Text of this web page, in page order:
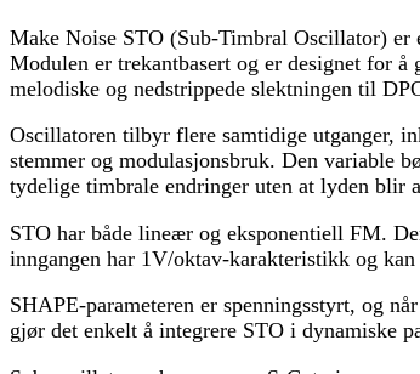
Make Noise STO (Sub-Timbral Oscillator)
Modulen er trekantbasert og er designet for
melodiske og nedstrippede slektningen til
Oscillatoren tilbyr flere samtidige utganger,
stemmer og modulasjonsbruk. Den variable
tydelige timbrale endringer uten at lyden blir
STO har både lineær og eksponentiell FM.
inngangen har 1V/oktav-karakteristikk og
SHAPE-parameteren er spenningsstyrt, og
gjør det enkelt å integrere STO i dynamiske